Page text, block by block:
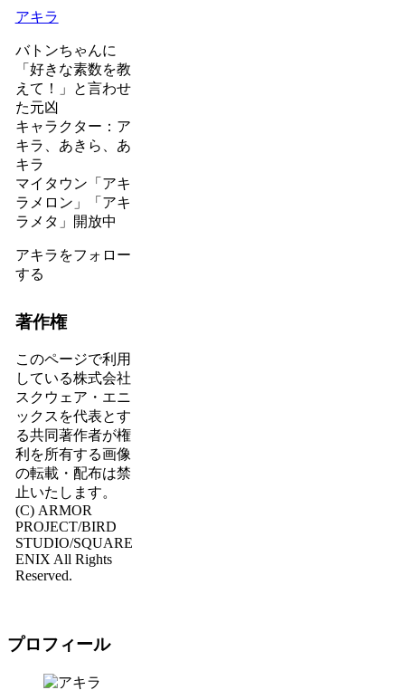
アキラ
バトンちゃんに
「好きな素数を教
えて！」と言わせ
た元凶
キャラクター：ア
キラ、あきら、あ
キラ
マイタウン「アキ
ラメロン」「アキ
ラメタ」開放中
アキラをフォロー
する
著作権
このページで利用
している株式会社
スクウェア・エニ
ックスを代表とす
る共同著作者が権
利を所有する画像
の転載・配布は禁
止いたします。
(C) ARMOR
PROJECT/BIRD
STUDIO/SQUARE
ENIX All Rights
Reserved.
プロフィール